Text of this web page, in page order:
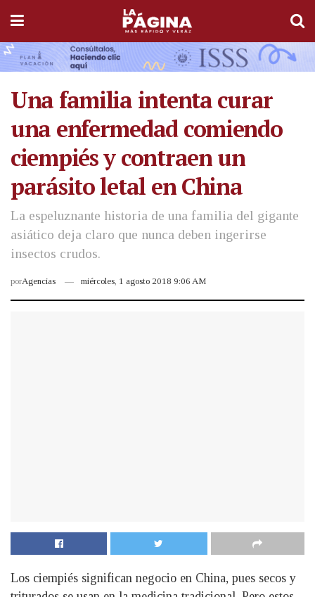
Una familia intenta curar
una enfermedad comiendo
ciempiés y contraen un
parásito letal en China
La espeluznante historia de una familia del gigante
asiático deja claro que nunca deben ingerirse
insectos crudos.
porAgencias miércoles, 1 agosto 2018 9:06 AM
Los ciempiés significan negocio en China, pues secos y